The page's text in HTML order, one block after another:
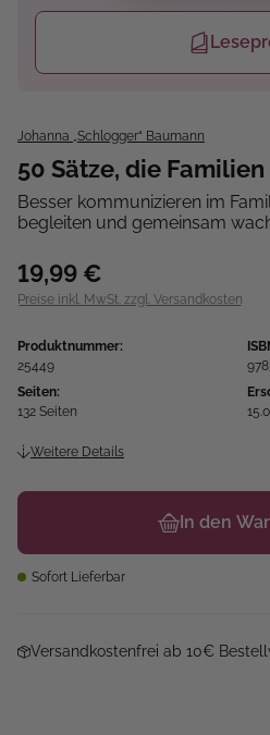
Johanna „Schlogger“ Baumann
50 Sätze, die
Besser kommunizieren im
begleiten und gemeinsam
19,99 €
Preise inkl. MwSt. zzgl. Versandkosten
Produktnummer:
25449
Seiten:
132 Seiten
Weitere Details
In den
Sofort Lieferbar
Versandkostenfrei ab 10€